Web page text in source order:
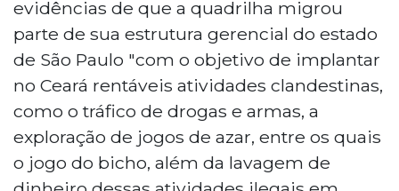
evidências de que a quadrilha migrou
parte de sua estrutura gerencial do estado
de São Paulo "com o objetivo de implantar
no Ceará rentáveis atividades clandestinas,
como o tráfico de drogas e armas, a
exploração de jogos de azar, entre os quais
o jogo do bicho, além da lavagem de